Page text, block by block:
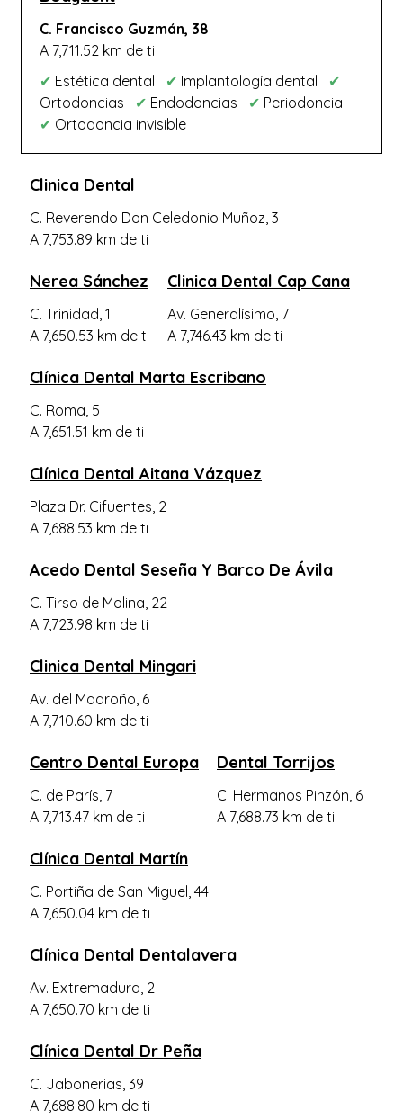
Villaluenga de la Sagra
Villanueva de Alcardet
Castillo de Bayuela
Alcaudete de la Jara
Villaseca de la Sagra
La Guardia
Mocejón
Gálvez
Mora
C. Francisco Guzmán, 38
A 7,711.52 km de ti
✔ Estética dental ✔ Implantología dental ✔
Ortodoncias ✔ Endodoncias ✔ Periodoncia
✔ Ortodoncia invisible
Clinica Dental
C. Reverendo Don Celedonio Muñoz, 3
A 7,753.89 km de ti
Nerea Sánchez
C. Trinidad, 1
A 7,650.53 km de ti
Clinica Dental Cap Cana
Av. Generalísimo, 7
A 7,746.43 km de ti
Clínica Dental Marta Escribano
C. Roma, 5
A 7,651.51 km de ti
Clínica Dental Aitana Vázquez
Plaza Dr. Cifuentes, 2
A 7,688.53 km de ti
Acedo Dental Seseña Y Barco De Ávila
C. Tirso de Molina, 22
A 7,723.98 km de ti
Clinica Dental Mingari
Av. del Madroño, 6
A 7,710.60 km de ti
Centro Dental Europa
C. de París, 7
A 7,713.47 km de ti
Dental Torrijos
C. Hermanos Pinzón, 6
A 7,688.73 km de ti
Clínica Dental Martín
C. Portiña de San Miguel, 44
A 7,650.04 km de ti
Clínica Dental Dentalavera
Av. Extremadura, 2
A 7,650.70 km de ti
Clínica Dental Dr Peña
C. Jabonerias, 39
A 7,688.80 km de ti